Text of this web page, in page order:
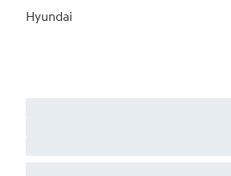
Hyundai